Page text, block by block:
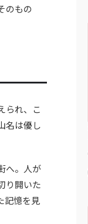
のもの
られ、こ
名は優し
へ。人が
り開いた
記憶を見